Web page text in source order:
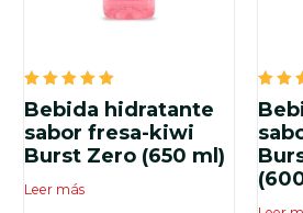
Valorado
en
5.00
de 5
Bebida hidratante
sabor fresa-kiwi
Burst Zero (650 ml)
Leer más
en
5.00
de 5